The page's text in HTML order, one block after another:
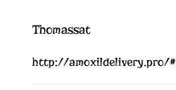
Thomassat
http://amoxildelivery.pro/#